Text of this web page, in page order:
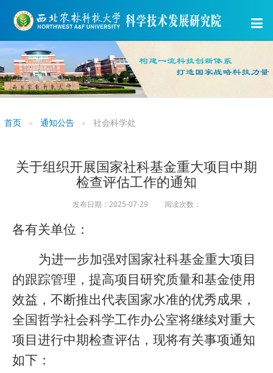
首页 通知公告 社会科学处
关于组织开展国家社科基金重大项目中期
检查评估工作的通知
发布日期：2025-07-29 阅读次数：
各有关单位 ：
为进一步加强对国家社科基金重大项目
的跟踪管理，提高项目研究质量和基金使用
效益，不断推出代表国家水准的优秀成果，
全国哲学社会科学工作办公室将继续对重大
项目进行中期检查评估，现将有关事项通知
如下：